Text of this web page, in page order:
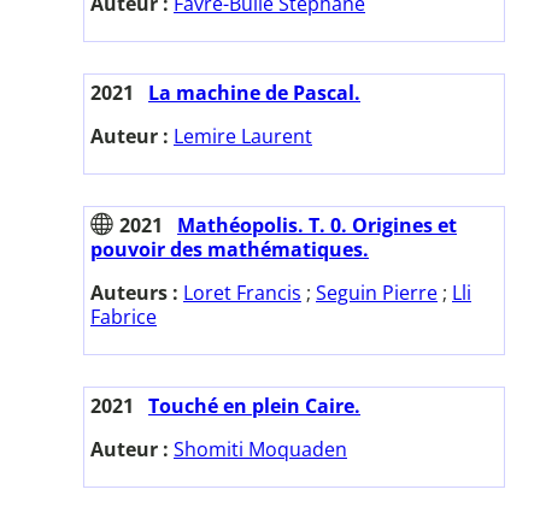
2021
La machine de Pascal.
Auteur : Lemire Laurent
2021
Mathéopolis. T. 0. Origines et
pouvoir des mathématiques.
Auteurs : Loret Francis ; Seguin Pierre ; Lli
Fabrice
2021
Touché en plein Caire.
Auteur : Shomiti Moquaden